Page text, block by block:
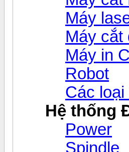
Máy
Máy cắt
Máy in
Robot
Các
Hệ thống
Power
Spindle